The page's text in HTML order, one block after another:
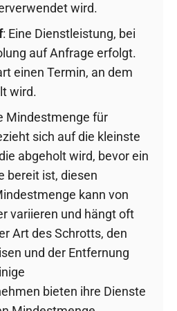
wird.
: Eine Dienstleistung, bei
auf Anfrage erfolgt.
einen Termin, an dem
wird.
Mindestmenge für
sich auf die kleinste
abgeholt wird, bevor ein
bereit ist, diesen
kann von
variieren und hängt oft
Art des Schrotts, den
und der Entfernung
bieten ihre Dienste